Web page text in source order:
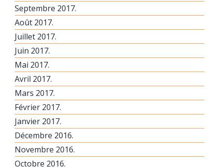
Septembre 2017.
Août 2017.
Juillet 2017.
Juin 2017.
Mai 2017.
Avril 2017.
Mars 2017.
Février 2017.
Janvier 2017.
Décembre 2016.
Novembre 2016.
Octobre 2016.